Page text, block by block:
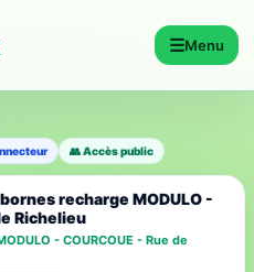
☰Menu
👥 Accès public
recharge MODULO -
Richelieu
- COURCOUE - Rue de